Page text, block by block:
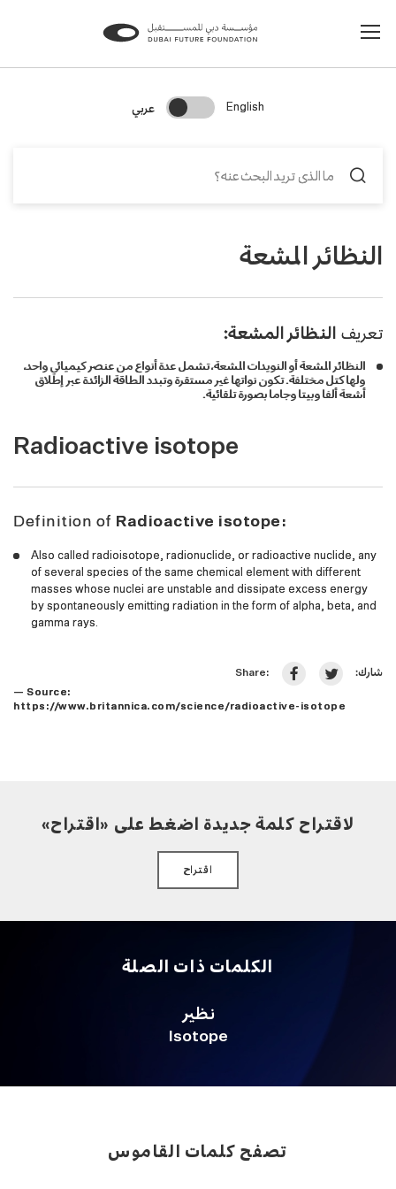
English
Change Search Language
عربي
Radioactive isotope
Definition of Radioactive isotope:
Also called radioisotope, radionuclide, or radioactive nuclide, any
of several species of the same chemical element with different
masses whose nuclei are unstable and dissipate excess energy
by spontaneously emitting radiation in the form of alpha, beta, and
gamma rays.
النظائر المشعة
تعريف النظائر المشعة:
النظائر المشعة أو النويدات المشعة، تشمل عدة أنواع من عنصر كيميائي واحد،
ولها كتل مختلفة. تكون نواتها غير مستقرة وتبدد الطاقة الزائدة عبر إطلاق
أشعة ألفا وبيتا وجاما بصورة تلقائية.
— Source:
https://www.britannica.com/science/radioactive-isotope
Share: شارك:
لاقتراح كلمة جديدة اضغط على «اقتراح»
اقتراح
الكلمات ذات الصلة
Isotope
نظير
تصفح كلمات القاموس